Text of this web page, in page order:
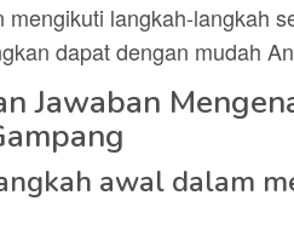
mengikuti langkah-langkah
dapat dengan mudah
Jawaban
awal dalam